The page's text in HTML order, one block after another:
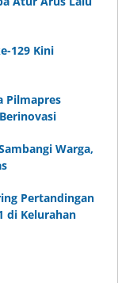
129 Kini
Pilmapres
Warga,
Pertandingan
di Kelurahan